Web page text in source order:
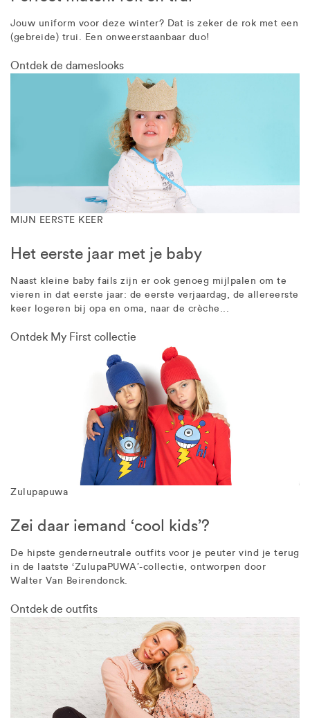
Jouw uniform voor deze winter? Dat is zeker de rok met een
(gebreide) trui. Een onweerstaanbaar duo!
Ontdek de dameslooks
MIJN EERSTE KEER
Het eerste jaar met je baby
Naast kleine baby fails zijn er ook genoeg mijlpalen om te
vieren in dat eerste jaar: de eerste verjaardag, de allereerste
keer logeren bij opa en oma, naar de crèche...
Ontdek My First collectie
Zulupapuwa
Zei daar iemand ‘cool kids’?
De hipste genderneutrale outfits voor je peuter vind je terug
in de laatste ‘ZulupaPUWA’-collectie, ontworpen door
Walter Van Beirendonck.
Ontdek de outfits